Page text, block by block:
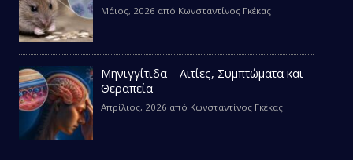
Μάιος, 2026 από Κωνσταντίνος Γκέκας
Μηνιγγίτιδα – Αιτίες, Συμπτώματα και
Θεραπεία
Απρίλιος, 2026 από Κωνσταντίνος Γκέκας